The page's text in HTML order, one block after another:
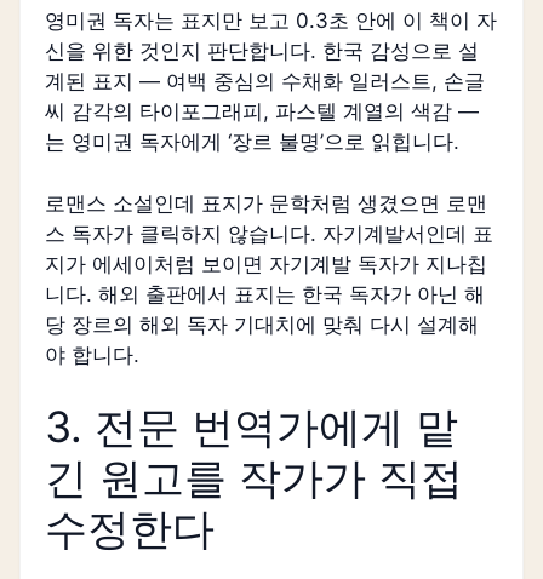
영미권 독자는 표지만 보고 0.3초 안에 이 책이 자
신을 위한 것인지 판단합니다. 한국 감성으로 설
계된 표지 — 여백 중심의 수채화 일러스트, 손글
씨 감각의 타이포그래피, 파스텔 계열의 색감 —
는 영미권 독자에게 ‘장르 불명’으로 읽힙니다.
로맨스 소설인데 표지가 문학처럼 생겼으면 로맨
스 독자가 클릭하지 않습니다. 자기계발서인데 표
지가 에세이처럼 보이면 자기계발 독자가 지나칩
니다. 해외 출판에서 표지는 한국 독자가 아닌 해
당 장르의 해외 독자 기대치에 맞춰 다시 설계해
야 합니다.
3. 전문 번역가에게 맡
긴 원고를 작가가 직접
수정한다